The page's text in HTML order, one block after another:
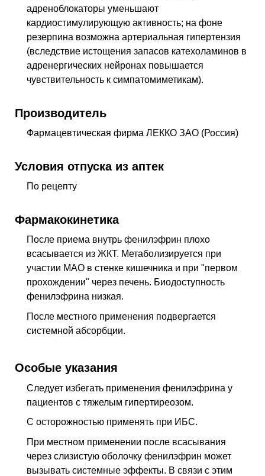
адреноблокаторы уменьшают
кардиостимулирующую активность; на фоне
резерпина возможна артериальная гипертензия
(вследствие истощения запасов катехоламинов в
адренергических нейронах повышается
чувствительность к симпатомиметикам).
Производитель
Фармацевтическая фирма ЛЕККО ЗАО (Россия)
Условия отпуска из аптек
По рецепту
Фармакокинетика
После приема внутрь фенилэфрин плохо
всасывается из ЖКТ. Метаболизируется при
участии МАО в стенке кишечника и при "первом
прохождении" через печень. Биодоступность
фенилэфрина низкая.
После местного применения подвергается
системной абсорбции.
Особые указания
Следует избегать применения фенилэфрина у
пациентов с тяжелым гипертиреозом.
С осторожностью применять при ИБС.
При местном применении после всасывания
через слизистую оболочку фенилэфрин может
вызывать системные эффекты. В связи с этим